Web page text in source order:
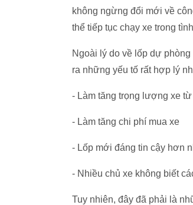
không ngừng đổi mới về
thể tiếp tục chạy xe trong
Ngoài lý do về lốp dự
ra những yếu tố rất hợp lý
- Làm tăng trọng lượng xe
- Làm tăng chi phí mua xe
- Lốp mới đáng tin cậy hơn
- Nhiều chủ xe không biết
Tuy nhiên, đây đã phải là